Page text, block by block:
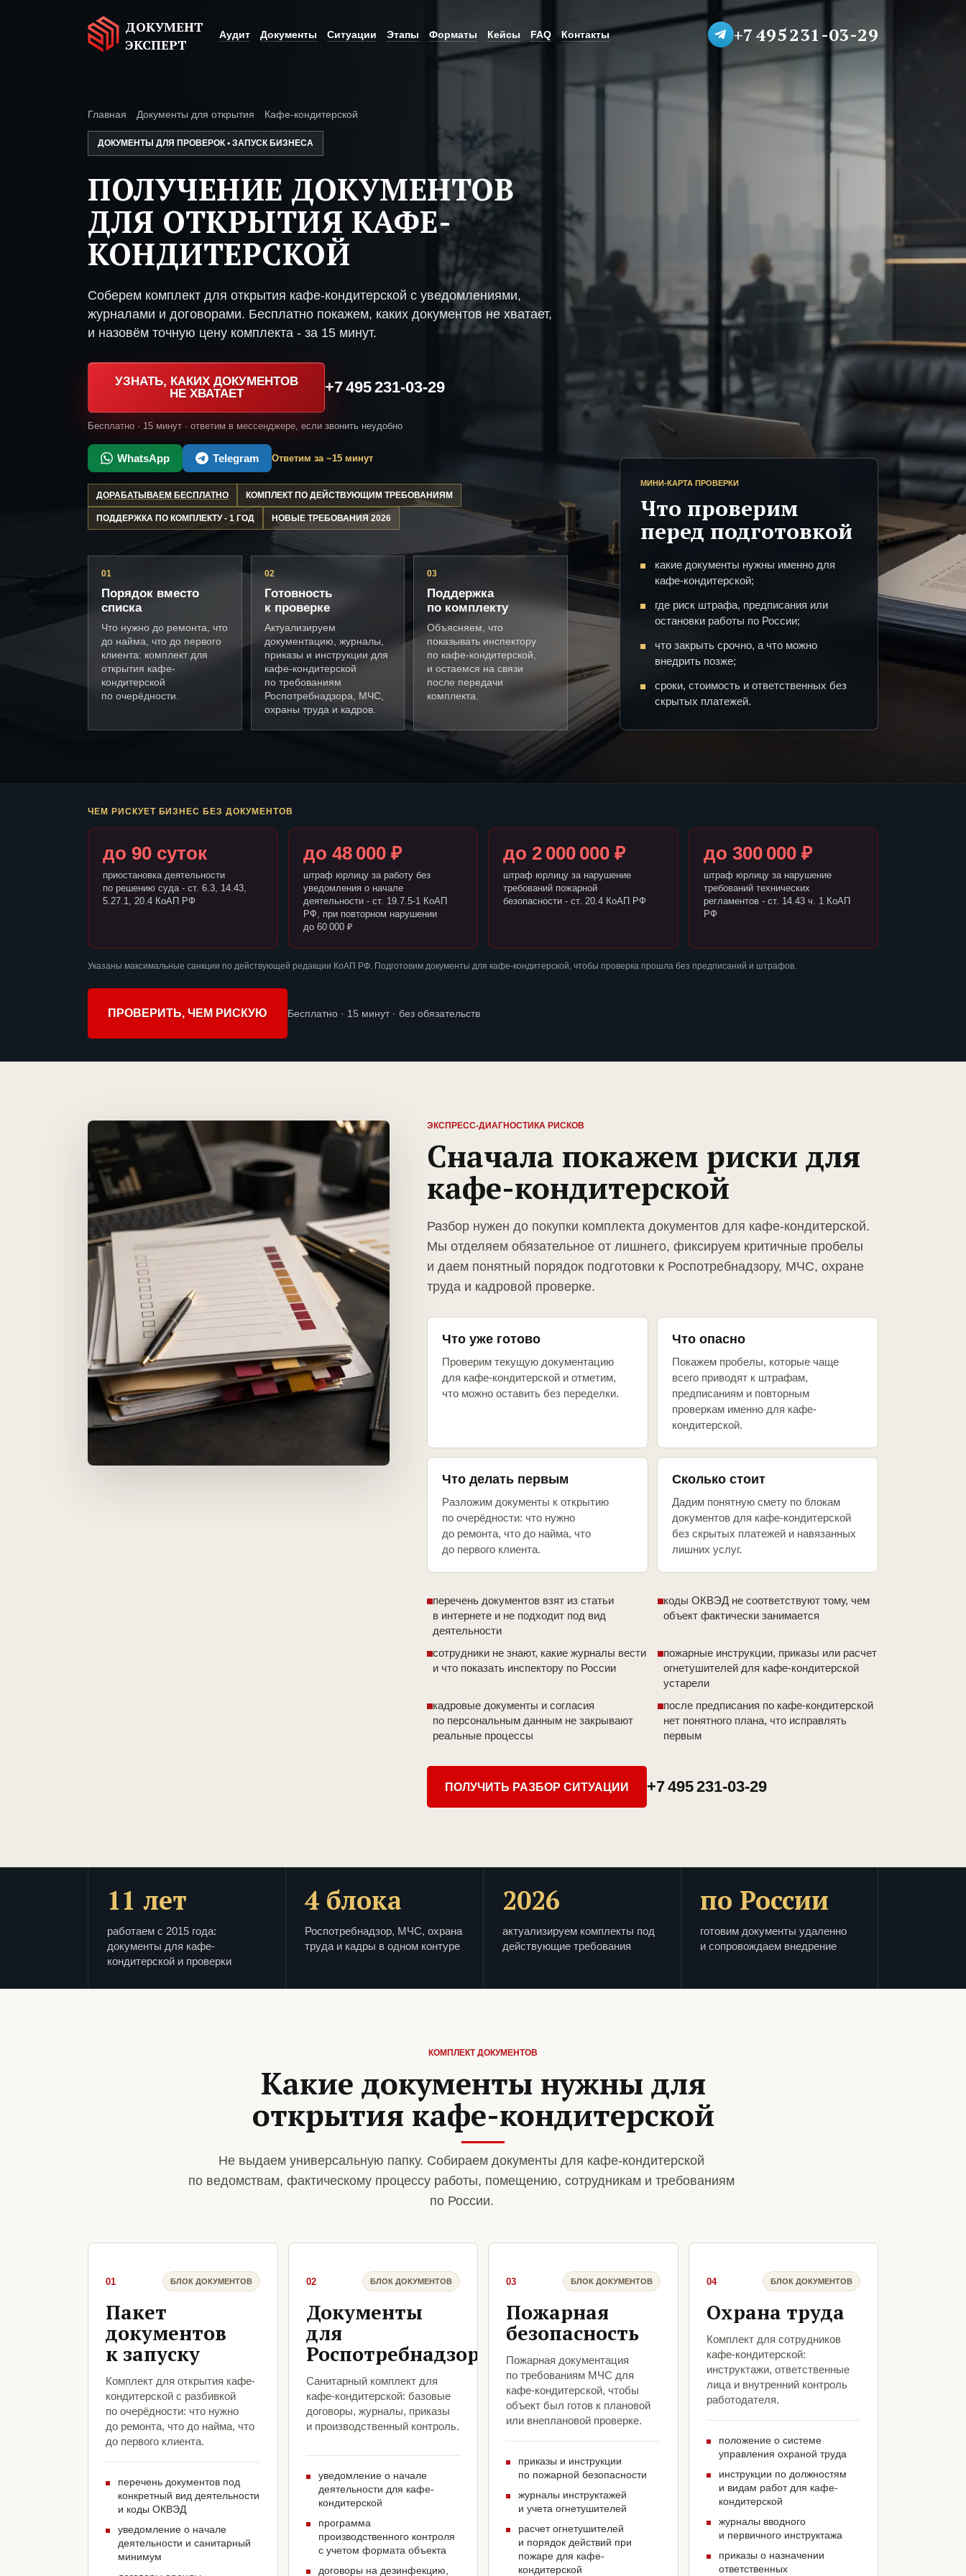
ДОКУМЕНТ
ЭКСПЕРТ
Аудит Документы Ситуации Этапы Форматы Кейсы FAQ Контакты +7 495 231-03-29
Главная Документы для открытия Кафе-кондитерской
ДОКУМЕНТЫ ДЛЯ ПРОВЕРОК • ЗАПУСК БИЗНЕСА
ПОЛУЧЕНИЕ ДОКУМЕНТОВ
ДЛЯ ОТКРЫТИЯ КАФЕ-
КОНДИТЕРСКОЙ
Соберем комплект для открытия кафе-кондитерской с уведомлениями,
журналами и договорами. Бесплатно покажем, каких документов не хватает,
и назовём точную цену комплекта - за 15 минут.
УЗНАТЬ, КАКИХ ДОКУМЕНТОВ
НЕ ХВАТАЕТ
+7 495 231-03-29
Бесплатно · 15 минут · ответим в мессенджере, если звонить неудобно
WhatsApp Telegram Ответим за ~15 минут
ДОРАБАТЫВАЕМ БЕСПЛАТНО КОМПЛЕКТ ПО ДЕЙСТВУЮЩИМ ТРЕБОВАНИЯМ
ПОДДЕРЖКА ПО КОМПЛЕКТУ - 1 ГОД НОВЫЕ ТРЕБОВАНИЯ 2026
01
Порядок вместо
списка
Что нужно до ремонта, что
до найма, что до первого
клиента: комплект для
открытия кафе-
кондитерской
по очерёдности.
02
Готовность
к проверке
Актуализируем
документацию, журналы,
приказы и инструкции для
кафе-кондитерской
по требованиям
Роспотребнадзора, МЧС,
охраны труда и кадров.
03
Поддержка
по комплекту
Объясняем, что
показывать инспектору
по кафе-кондитерской,
и остаемся на связи
после передачи
комплекта.
МИНИ-КАРТА ПРОВЕРКИ
Что проверим
перед подготовкой
какие документы нужны именно для
кафе-кондитерской;
где риск штрафа, предписания или
остановки работы по России;
что закрыть срочно, а что можно
внедрить позже;
сроки, стоимость и ответственных без
скрытых платежей.
ЧЕМ РИСКУЕТ БИЗНЕС БЕЗ ДОКУМЕНТОВ
до 90 суток
приостановка деятельности
по решению суда - ст. 6.3, 14.43,
5.27.1, 20.4 КоАП РФ
до 48 000 ₽
штраф юрлицу за работу без
уведомления о начале
деятельности - ст. 19.7.5-1 КоАП
РФ, при повторном нарушении
до 60 000 ₽
до 2 000 000 ₽
штраф юрлицу за нарушение
требований пожарной
безопасности - ст. 20.4 КоАП РФ
до 300 000 ₽
штраф юрлицу за нарушение
требований технических
регламентов - ст. 14.43 ч. 1 КоАП
РФ
Указаны максимальные санкции по действующей редакции КоАП РФ. Подготовим документы для кафе-кондитерской, чтобы проверка прошла без предписаний и штрафов.
ПРОВЕРИТЬ, ЧЕМ РИСКУЮ Бесплатно · 15 минут · без обязательств
ЭКСПРЕСС-ДИАГНОСТИКА РИСКОВ
Сначала покажем риски для
кафе-кондитерской
Разбор нужен до покупки комплекта документов для кафе-кондитерской.
Мы отделяем обязательное от лишнего, фиксируем критичные пробелы
и даем понятный порядок подготовки к Роспотребнадзору, МЧС, охране
труда и кадровой проверке.
Что уже готово
Проверим текущую документацию
для кафе-кондитерской и отметим,
что можно оставить без переделки.
Что опасно
Покажем пробелы, которые чаще
всего приводят к штрафам,
предписаниям и повторным
проверкам именно для кафе-
кондитерской.
Что делать первым
Разложим документы к открытию
по очерёдности: что нужно
до ремонта, что до найма, что
до первого клиента.
Сколько стоит
Дадим понятную смету по блокам
документов для кафе-кондитерской
без скрытых платежей и навязанных
лишних услуг.
перечень документов взят из статьи
в интернете и не подходит под вид
деятельности
коды ОКВЭД не соответствуют тому, чем
объект фактически занимается
сотрудники не знают, какие журналы вести
и что показать инспектору по России
пожарные инструкции, приказы или расчет
огнетушителей для кафе-кондитерской
устарели
кадровые документы и согласия
по персональным данным не закрывают
реальные процессы
после предписания по кафе-кондитерской
нет понятного плана, что исправлять
первым
ПОЛУЧИТЬ РАЗБОР СИТУАЦИИ +7 495 231-03-29
11 лет
работаем с 2015 года:
документы для кафе-
кондитерской и проверки
4 блока
Роспотребнадзор, МЧС, охрана
труда и кадры в одном контуре
2026
актуализируем комплекты под
действующие требования
по России
готовим документы удаленно
и сопровождаем внедрение
КОМПЛЕКТ ДОКУМЕНТОВ
Какие документы нужны для
открытия кафе-кондитерской
Не выдаем универсальную папку. Собираем документы для кафе-кондитерской
по ведомствам, фактическому процессу работы, помещению, сотрудникам и требованиям
по России.
01 БЛОК ДОКУМЕНТОВ
Пакет
документов
к запуску
Комплект для открытия кафе-
кондитерской с разбивкой
по очерёдности: что нужно
до ремонта, что до найма, что
до первого клиента.
перечень документов под
конкретный вид деятельности
и коды ОКВЭД
уведомление о начале
деятельности и санитарный
минимум
02 БЛОК ДОКУМЕНТОВ
Документы
для
Роспотребнадзора
Санитарный комплект для
кафе-кондитерской: базовые
договоры, журналы, приказы
и производственный контроль.
уведомление о начале
деятельности для кафе-
кондитерской
программа
производственного контроля
с учетом формата объекта
договоры на дезинфекцию,
03 БЛОК ДОКУМЕНТОВ
Пожарная
безопасность
Пожарная документация
по требованиям МЧС для
кафе-кондитерской, чтобы
объект был готов к плановой
или внеплановой проверке.
приказы и инструкции
по пожарной безопасности
журналы инструктажей
и учета огнетушителей
расчет огнетушителей
и порядок действий при
пожаре для кафе-
кондитерской
04 БЛОК ДОКУМЕНТОВ
Охрана труда
Комплект для сотрудников
кафе-кондитерской:
инструктажи, ответственные
лица и внутренний контроль
работодателя.
положение о системе
управления охраной труда
инструкции по должностям
и видам работ для кафе-
кондитерской
журналы вводного
и первичного инструктажа
приказы о назначении
ответственных